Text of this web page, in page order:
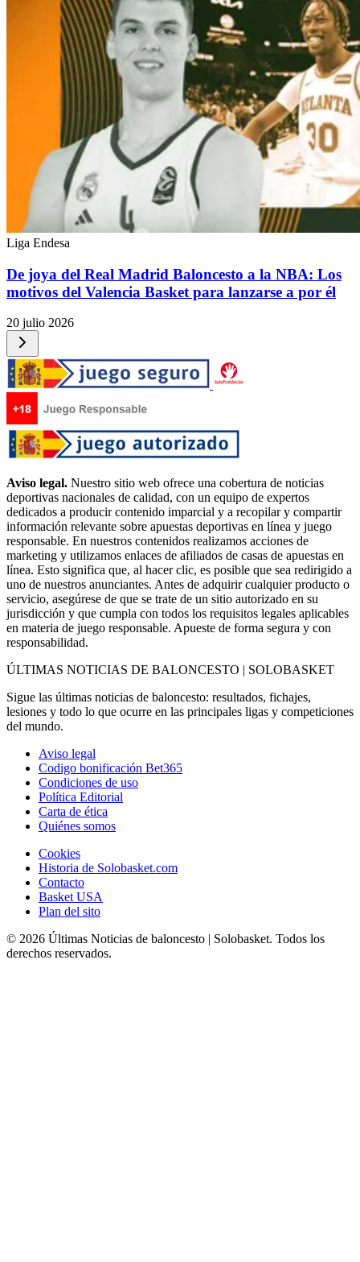
Liga Endesa
De joya del Real Madrid Baloncesto a la NBA: Los
motivos del Valencia Basket para lanzarse a por él
20 julio 2026
Aviso legal. Nuestro sitio web ofrece una cobertura de noticias
deportivas nacionales de calidad, con un equipo de expertos
dedicados a producir contenido imparcial y a recopilar y compartir
información relevante sobre apuestas deportivas en línea y juego
responsable. En nuestros contenidos realizamos acciones de
marketing y utilizamos enlaces de afiliados de casas de apuestas en
línea. Esto significa que, al hacer clic, es posible que sea redirigido a
uno de nuestros anunciantes. Antes de adquirir cualquier producto o
servicio, asegúrese de que se trate de un sitio autorizado en su
jurisdicción y que cumpla con todos los requisitos legales aplicables
en materia de juego responsable. Apueste de forma segura y con
responsabilidad.
ÚLTIMAS NOTICIAS DE BALONCESTO | SOLOBASKET
Sigue las últimas noticias de baloncesto: resultados, fichajes,
lesiones y todo lo que ocurre en las principales ligas y competiciones
del mundo.
Aviso legal
Codigo bonificación Bet365
Condiciones de uso
Política Editorial
Carta de ética
Quiénes somos
Cookies
Historia de Solobasket.com
Contacto
Basket USA
Plan del sito
© 2026 Últimas Noticias de baloncesto | Solobasket. Todos los
derechos reservados.